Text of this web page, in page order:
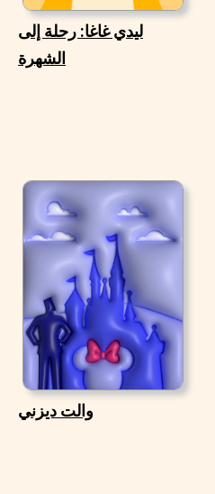
ليدي غاغا: رحلة إلى
الشهرة
والت ديزني